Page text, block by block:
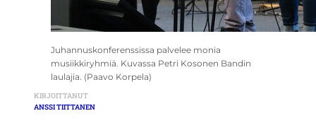
Juhannuskonferenssissa palvelee monia
musiikkiryhmiä. Kuvassa Petri Kosonen Bandin
laulajia. (Paavo Korpela)
KIRJOITTANUT
ANSSI TIITTANEN